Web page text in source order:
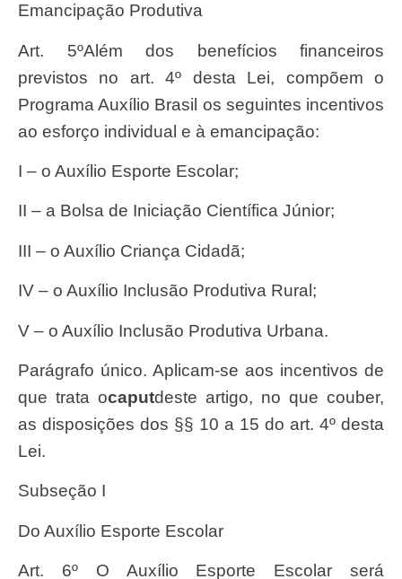
Emancipação Produtiva
Art. 5ºAlém dos benefícios financeiros
previstos no art. 4º desta Lei, compõem o
Programa Auxílio Brasil os seguintes incentivos
ao esforço individual e à emancipação:
I – o Auxílio Esporte Escolar;
II – a Bolsa de Iniciação Científica Júnior;
III – o Auxílio Criança Cidadã;
IV – o Auxílio Inclusão Produtiva Rural;
V – o Auxílio Inclusão Produtiva Urbana.
Parágrafo único. Aplicam-se aos incentivos de
que trata ocaputdeste artigo, no que couber,
as disposições dos §§ 10 a 15 do art. 4º desta
Lei.
Subseção I
Do Auxílio Esporte Escolar
Art. 6º O Auxílio Esporte Escolar será